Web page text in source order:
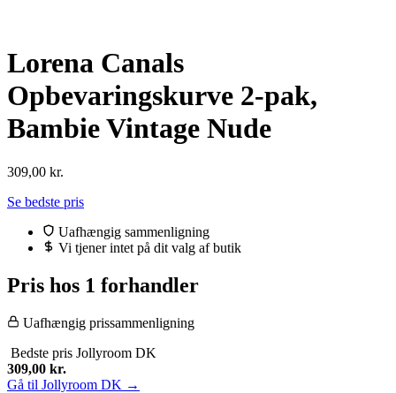
Lorena Canals
Opbevaringskurve 2-pak,
Bambie Vintage Nude
309,00 kr.
Se bedste pris
Uafhængig sammenligning
Vi tjener intet på dit valg af butik
Pris hos 1 forhandler
Uafhængig prissammenligning
Bedste pris Jollyroom DK
309,00 kr.
Gå til Jollyroom DK →